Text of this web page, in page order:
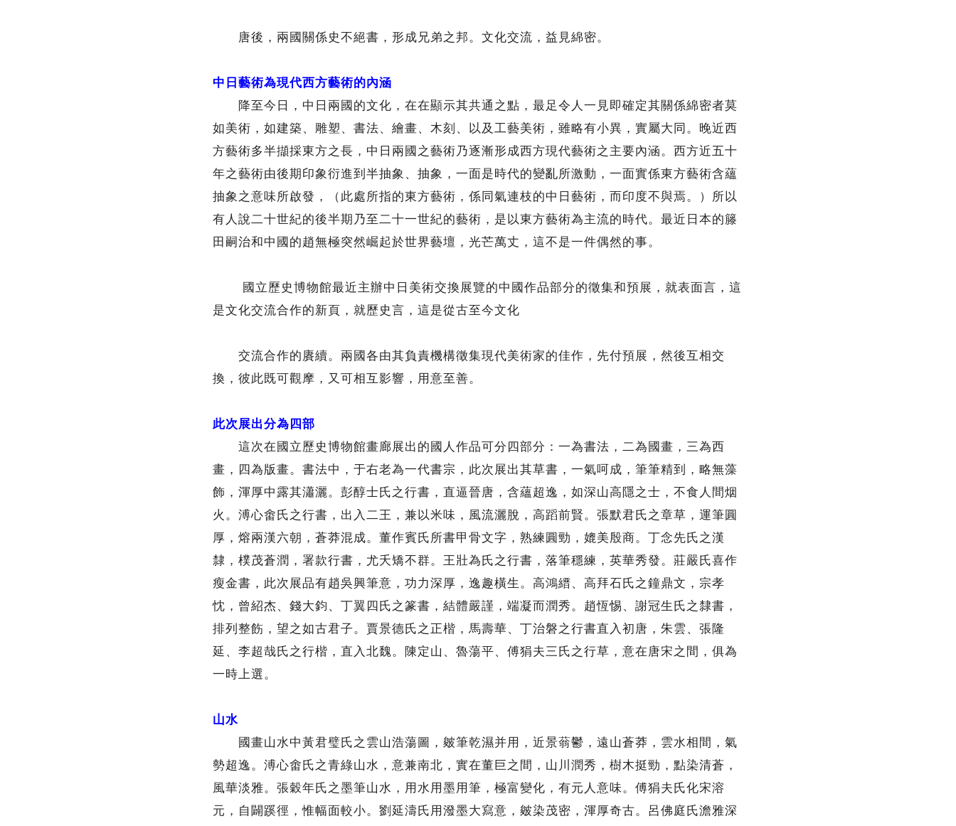
唐後，兩國關係史不絕書，形成兄弟之邦。文化交流，益見綿密。
中日藝術為現代西方藝術的內涵
降至今日，中日兩國的文化，在在顯示其共通之點，最足令人一見即確定其關係綿密者莫
如美術，如建築、雕塑、書法、繪畫、木刻、以及工藝美術，雖略有小異，實屬大同。晚近西
方藝術多半擷採東方之長，中日兩國之藝術乃逐漸形成西方現代藝術之主要內涵。西方近五十
年之藝術由後期印象衍進到半抽象、抽象，一面是時代的變亂所激動，一面實係東方藝術含蘊
抽象之意味所啟發，（此處所指的東方藝術，係同氣連枝的中日藝術，而印度不與焉。）所以
有人說二十世紀的後半期乃至二十一世紀的藝術，是以東方藝術為主流的時代。最近日本的籐
田嗣治和中國的趙無極突然崛起於世界藝壇，光芒萬丈，這不是一件偶然的事。
國立歷史博物館最近主辦中日美術交換展覽的中國作品部分的徵集和預展，就表面言，這
是文化交流合作的新頁，就歷史言，這是從古至今文化
交流合作的賡續。兩國各由其負責機構徵集現代美術家的佳作，先付預展，然後互相交
換，彼此既可觀摩，又可相互影響，用意至善。
此次展出分為四部
這次在國立歷史博物館畫廊展出的國人作品可分四部分：一為書法，二為國畫，三為西
畫，四為版畫。書法中，于右老為一代書宗，此次展出其草書，一氣呵成，筆筆精到，略無藻
飾，渾厚中露其瀟灑。彭醇士氏之行書，直逼晉唐，含蘊超逸，如深山高隱之士，不食人間烟
火。溥心畬氏之行書，出入二王，兼以米味，風流灑脫，高蹈前賢。張默君氏之章草，運筆圓
厚，熔兩漢六朝，蒼莽混成。董作賓氏所書甲骨文字，熟練圓勁，媲美殷商。丁念先氏之漢
隸，樸茂蒼潤，署款行書，尤夭矯不群。王壯為氏之行書，落筆穩練，英華秀發。莊嚴氏喜作
瘦金書，此次展品有趙吳興筆意，功力深厚，逸趣橫生。高鴻縉、高拜石氏之鐘鼎文，宗孝
忱，曾紹杰、錢大鈞、丁翼四氏之篆書，結體嚴謹，端凝而潤秀。趙恆惕、謝冠生氏之隸書，
排列整飭，望之如古君子。賈景德氏之正楷，馬壽華、丁治磐之行書直入初唐，朱雲、張隆
延、李超哉氏之行楷，直入北魏。陳定山、魯蕩平、傅狷夫三氏之行草，意在唐宋之間，俱為
一時上選。
山水
國畫山水中黃君璧氏之雲山浩蕩圖，皴筆乾濕并用，近景蓊鬱，遠山蒼莽，雲水相間，氣
勢超逸。溥心畬氏之青綠山水，意兼南北，實在董巨之間，山川潤秀，樹木挺勁，點染清蒼，
風華淡雅。張穀年氏之墨筆山水，用水用墨用筆，極富變化，有元人意味。傅狷夫氏化宋溶
元，自闢蹊徑，惟幅面較小。劉延濤氏用潑墨大寫意，皴染茂密，渾厚奇古。呂佛庭氏澹雅深